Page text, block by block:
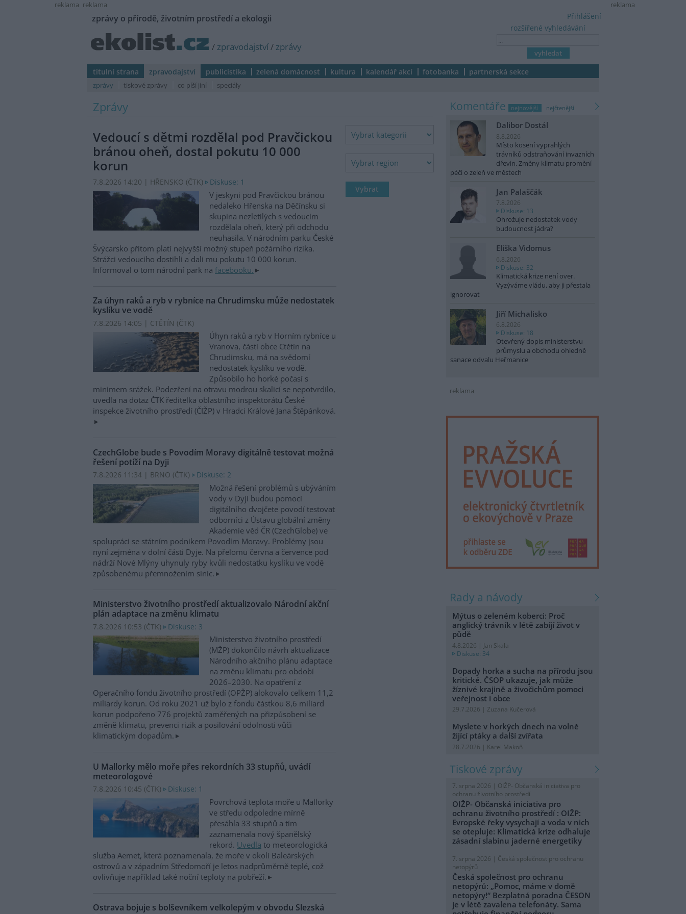
reklama
reklama reklama
zprávy o přírodě, životním prostředí a ekologii
/ zpravodajství/ zprávy
rozšířené vyhledávání
Přihlášení
titulní strana zpravodajství publicistika zelená domácnost kultura kalendář akcí fotobanka partnerská sekce
zprávy tiskové zprávy co píší jiní speciály
Zprávy
Vedoucí s dětmi rozdělal pod Pravčickou
bránou oheň, dostal pokutu 10 000
korun
7.8.2026 14:20 | HŘENSKO (ČTK) Diskuse: 1
V jeskyni pod Pravčickou bránou
nedaleko Hřenska na Děčínsku si
skupina nezletilých s vedoucím
rozdělala oheň, který při odchodu
neuhasila. V národním parku České
Švýcarsko přitom platí nejvyšší možný stupeň požárního rizika.
Strážci vedoucího dostihli a dali mu pokutu 10 000 korun.
Informoval o tom národní park na facebooku.
Za úhyn raků a ryb v rybníce na Chrudimsku může nedostatek
kyslíku ve vodě
7.8.2026 14:05 | CTĚTÍN (ČTK)
Úhyn raků a ryb v Horním rybníce u
Vranova, části obce Ctětín na
Chrudimsku, má na svědomí
nedostatek kyslíku ve vodě.
Způsobilo ho horké počasí s
minimem srážek. Podezření na otravu modrou skalicí se nepotvrdilo,
uvedla na dotaz ČTK ředitelka oblastního inspektorátu České
inspekce životního prostředí (ČIŽP) v Hradci Králové Jana Štěpánková.
CzechGlobe bude s Povodím Moravy digitálně testovat možná
řešení potíží na Dyji
7.8.2026 11:34 | BRNO (ČTK) Diskuse: 2
Možná řešení problémů s ubýváním
vody v Dyji budou pomocí
digitálního dvojčete povodí testovat
odborníci z Ústavu globální změny
Akademie věd ČR (CzechGlobe) ve
spolupráci se státním podnikem Povodím Moravy. Problémy jsou
nyní zejména v dolní části Dyje. Na přelomu června a července pod
nádrží Nové Mlýny uhynuly ryby kvůli nedostatku kyslíku ve vodě
způsobenému přemnožením sinic.
Ministerstvo životního prostředí aktualizovalo Národní akční
plán adaptace na změnu klimatu
7.8.2026 10:53 (ČTK) Diskuse: 3
Ministerstvo životního prostředí
(MŽP) dokončilo návrh aktualizace
Národního akčního plánu adaptace
na změnu klimatu pro období
2026–2030. Na opatření z
Operačního fondu životního prostředí (OPŽP) alokovalo celkem 11,2
miliardy korun. Od roku 2021 už bylo z fondu částkou 8,6 miliard
korun podpořeno 776 projektů zaměřených na přizpůsobení se
změně klimatu, prevenci rizik a posilování odolnosti vůči
klimatickým dopadům.
U Mallorky mělo moře přes rekordních 33 stupňů, uvádí
meteorologové
7.8.2026 10:45 (ČTK) Diskuse: 1
Povrchová teplota moře u Mallorky
ve středu odpoledne mírně
přesáhla 33 stupňů a tím
zaznamenala nový španělský
rekord. Uvedla to meteorologická
služba Aemet, která poznamenala, že moře v okolí Baleárských
ostrovů a v západním Středomoří je letos nadprůměrně teplé, což
ovlivňuje například také noční teploty na pobřeží.
Ostrava bojuje s bolševníkem velkolepým v obvodu Slezská
komentáře nejnovější nejčtenější
Dalibor Dostál
8.8.2026
Místo kosení vyprahlých
trávníků odstraňování invazních
dřevin. Změny klimatu promění
péči o zeleň ve městech
Jan Palaščák
7.8.2026
Diskuse: 13
Ohrožuje nedostatek vody
budoucnost jádra?
Eliška Vidomus
6.8.2026
Diskuse: 32
Klimatická krize není over.
Vyzýváme vládu, aby ji přestala
ignorovat
Jiří Michalisko
6.8.2026
Diskuse: 18
Otevřený dopis ministerstvu
průmyslu a obchodu ohledně
sanace odvalu Heřmanice
reklama
rady a návody
Mýtus o zeleném koberci: Proč
anglický trávník v létě zabíjí život v
půdě
4.8.2026 | Jan Skala
Diskuse: 34
Dopady horka a sucha na přírodu jsou
kritické. ČSOP ukazuje, jak může
žíznivé krajině a živočichům pomoci
veřejnost i obce
29.7.2026 | Zuzana Kučerová
Myslete v horkých dnech na volně
žijící ptáky a další zvířata
28.7.2026 | Karel Makoň
tiskové zprávy
7. srpna 2026 | OIŽP- Občanská iniciativa pro
ochranu životního prostředí
OIŽP- Občanská iniciativa pro
ochranu životního prostředí : OIŽP:
Evropské řeky vysychají a voda v nich
se otepluje: Klimatická krize odhaluje
zásadní slabinu jaderné energetiky
7. srpna 2026 | Česká společnost pro ochranu
netopýrů
Česká společnost pro ochranu
netopýrů: „Pomoc, máme v domě
netopýry!“ Bezplatná poradna ČESON
je v létě zavalena telefonáty. Sama